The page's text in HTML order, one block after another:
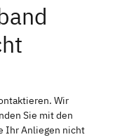
Wir
Sie mit den
Ihr Anliegen nicht